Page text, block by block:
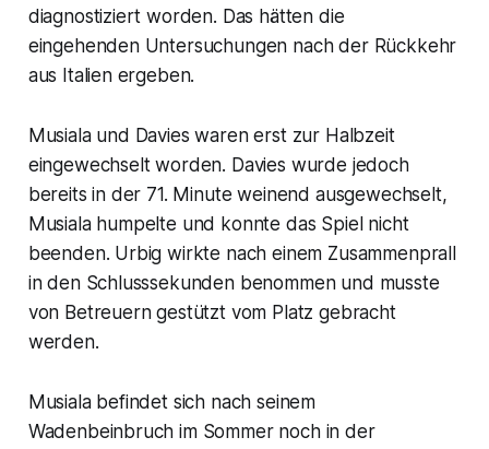
diagnostiziert worden. Das hätten die
eingehenden Untersuchungen nach der Rückkehr
aus Italien ergeben.
Musiala und Davies waren erst zur Halbzeit
eingewechselt worden. Davies wurde jedoch
bereits in der 71. Minute weinend ausgewechselt,
Musiala humpelte und konnte das Spiel nicht
beenden. Urbig wirkte nach einem Zusammenprall
in den Schlusssekunden benommen und musste
von Betreuern gestützt vom Platz gebracht
werden.
Musiala befindet sich nach seinem
Wadenbeinbruch im Sommer noch in der